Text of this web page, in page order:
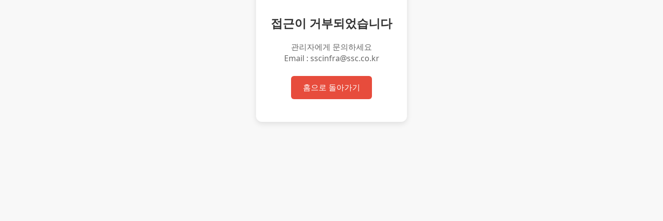
접근이 거부되었습니다
관리자에게 문의하세요
Email : sscinfra@ssc.co.kr
홈으로 돌아가기